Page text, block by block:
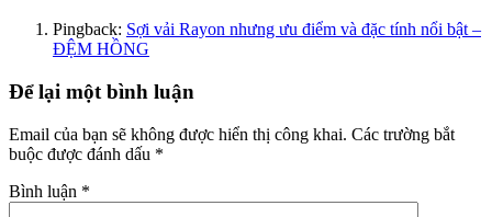
Pingback: Sợi vải Rayon nhưng ưu điểm và đặc tính nổi bật –
ĐỆM HỒNG
Để lại một bình luận
Email của bạn sẽ không được hiển thị công khai. Các trường bắt
buộc được đánh dấu *
Bình luận *